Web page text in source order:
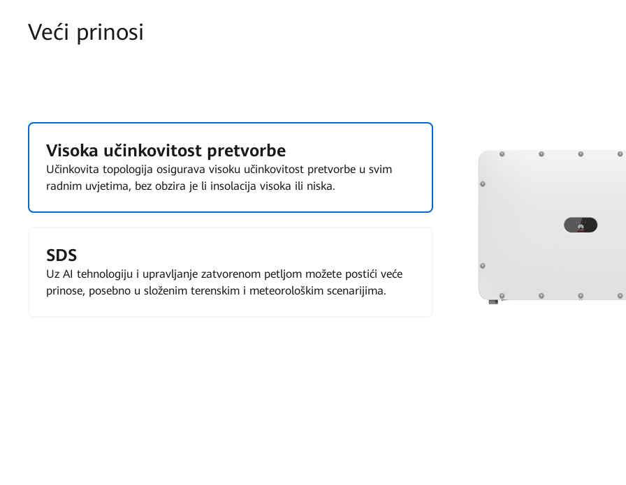
Veći prinosi
Visoka učinkovitost pretvorbe
Učinkovita topologija osigurava visoku učinkovitost pretvorbe u svim
radnim uvjetima, bez obzira je li insolacija visoka ili niska.
SDS
Uz AI tehnologiju i upravljanje zatvorenom petljom možete postići veće
prinose, posebno u složenim terenskim i meteorološkim scenarijima.